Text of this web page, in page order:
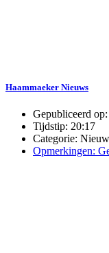
Haammaeker Nieuws
Gepubliceerd op:
Tijdstip: 20:17
Categorie:
Opmerkingen: